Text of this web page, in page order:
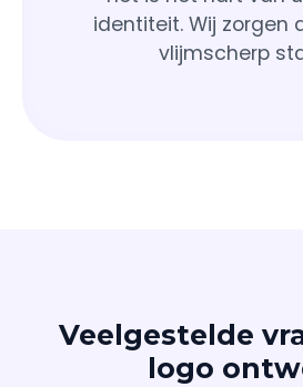
identiteit. Wij zorgen
vlijmscherp
Veelgestelde
logo